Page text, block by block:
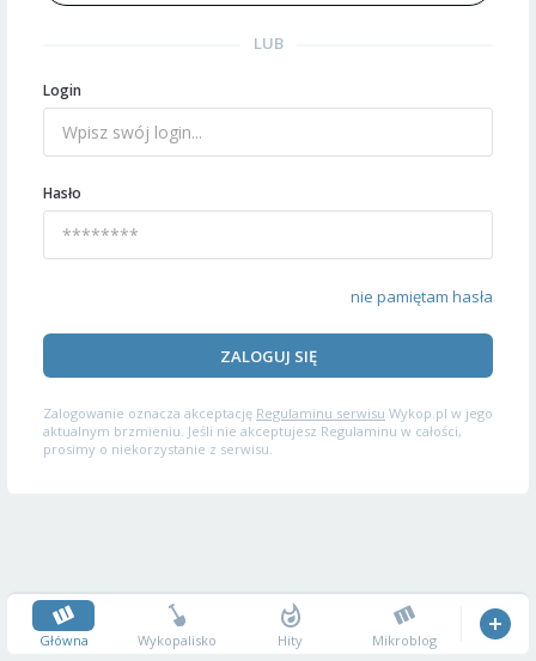
LUB
Login
Hasło
nie pamiętam hasła
ZALOGUJ SIĘ
Zalogowanie oznacza akceptację Regulaminu serwisu Wykop.pl w jego
aktualnym brzmieniu. Jeśli nie akceptujesz Regulaminu w całości,
prosimy o niekorzystanie z serwisu.
Główna Wykopalisko Hity Mikroblog